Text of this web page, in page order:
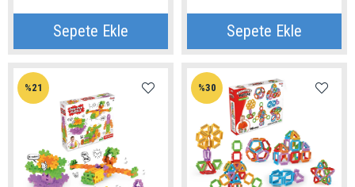
Sepete Ekle Sepete Ekle
%21 %30